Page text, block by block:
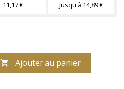
11,17 € Jusqu'à 14,89 €
 Ajouter au panier